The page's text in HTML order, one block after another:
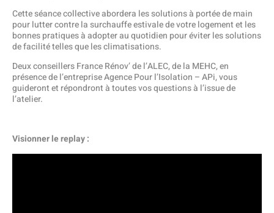
Cette séance collective abordera les solutions à portée de main
pour lutter contre la surchauffe estivale de votre logement et les
bonnes pratiques à adopter au quotidien pour éviter les solutions
de facilité telles que les climatisations.
Deux conseillers France Rénov’ de l’ALEC, de la MEHC, en
présence de l’entreprise Agence Pour l’Isolation – APi, vous
guideront et répondront à toutes vos questions à l’issue de
l’atelier.
Visionner le replay :